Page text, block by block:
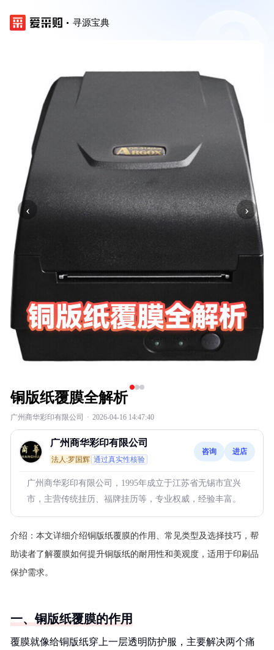
寻源宝典
‹ ›
铜版纸覆膜全解析
广州商华彩印有限公司 · 2026-04-16 14:47:40
广州商华彩印有限公司
法人:罗国辉 通过真实性核验
咨询 进店
广州商华彩印有限公司，1995年成立于江苏省无锡市宜兴
市，主营传统挂历、福牌挂历等，专业权威，经验丰富。
介绍： 本文详细介绍铜版纸覆膜的作用、常见类型及选择技巧，帮
助读者了解覆膜如何提升铜版纸的耐用性和美观度，适用于印刷品
保护需求。
一、铜版纸覆膜的作用
覆膜就像给铜版纸穿上一层透明防护服，主要解决两个痛